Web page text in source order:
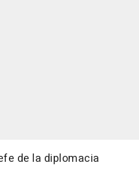
de la diplomacia